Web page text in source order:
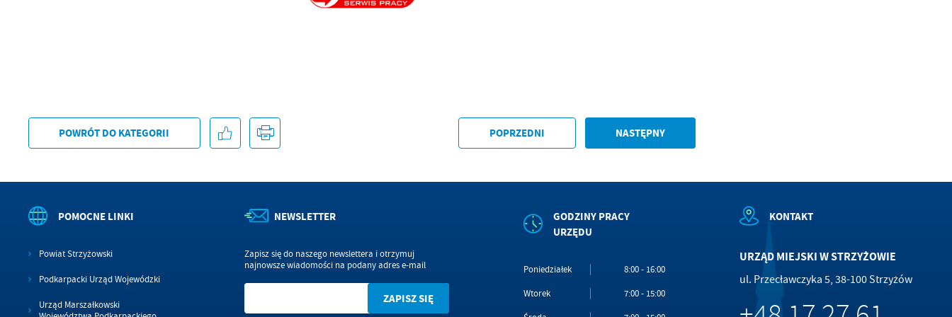
POWRÓT DO KATEGORII POPRZEDNI NASTĘPNY
POMOCNE LINKI
Powiat Strzyżowski
Podkarpacki Urząd Wojewódzki
Urząd Marszałkowski
NEWSLETTER
Zapisz się do naszego newslettera i otrzymuj
najnowsze wiadomości na podany adres e-mail
GODZINY PRACY
URZĘDU
Poniedziałek 8:00 - 16:00
Wtorek 7:00 - 15:00
KONTAKT
URZĄD MIEJSKI W STRZYŻOWIE
ul. Przecławczyka 5, 38-100 Strzyżów